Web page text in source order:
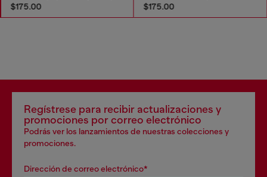
$175.00 $175.00
Regístrese para recibir actualizaciones y
promociones por correo electrónico
Podrás ver los lanzamientos de nuestras colecciones y
promociones.
Dirección de correo electrónico*